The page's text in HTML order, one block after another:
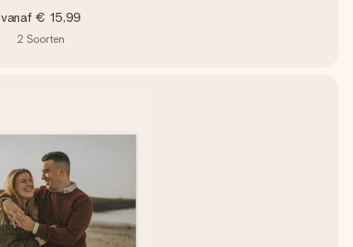
vanaf € 15,99
2 Soorten